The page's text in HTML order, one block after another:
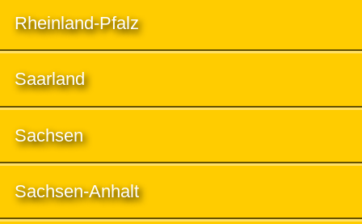
Rheinland-Pfalz
Saarland
Sachsen
Sachsen-Anhalt